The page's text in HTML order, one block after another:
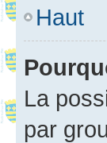
Haut
La
par